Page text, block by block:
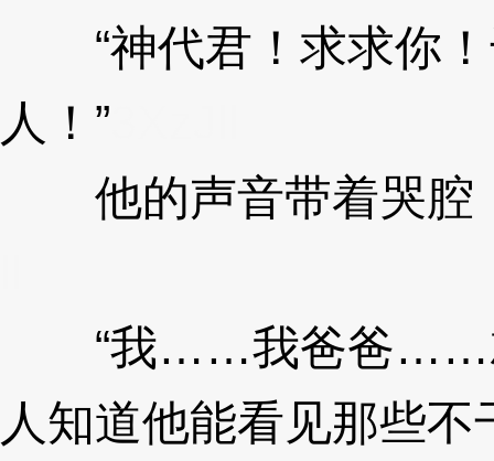
“神代君！求求你！
人！”
他的声音带着哭腔
“我……我爸爸……就
人知道他能看见那些